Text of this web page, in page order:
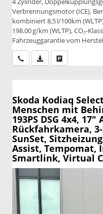
Verbrennungsmotor (ICE),
kombiniert 8,5 l/100km
198.00 g/km (WLTP), CO₂-
Fahrzeuggarantie vom
Wir rufen Sie an
PDF-Datei,
Skoda Kodiaq
Menschen mit
193PS DSG 4x4,
Rückfahrkamera,
SunSet,
Assist, Tempomat,
Smartlink, Virtual